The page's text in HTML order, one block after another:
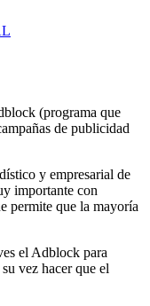
(programa que
de publicidad
y empresarial de
importante con
permite que la mayoría
el Adblock para
vez hacer que el